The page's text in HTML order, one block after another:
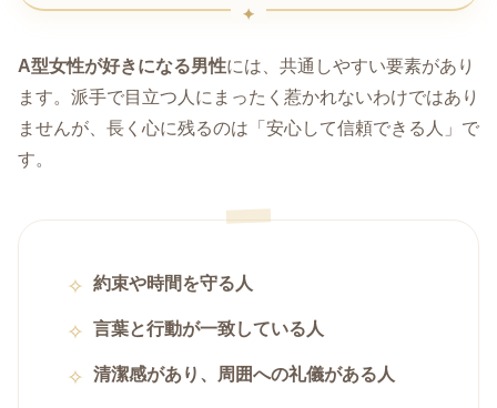
A型女性が好きになる男性には、共通しやすい要素があり
ます。派手で目立つ人にまったく惹かれないわけではあり
ませんが、長く心に残るのは「安心して信頼できる人」で
す。
約束や時間を守る人
言葉と行動が一致している人
清潔感があり、周囲への礼儀がある人